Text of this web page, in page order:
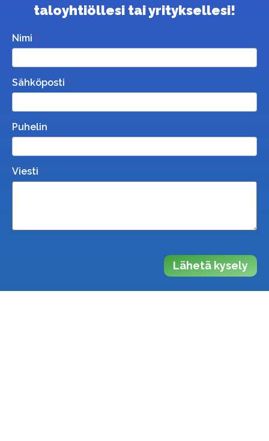
taloyhtiöllesi tai yrityksellesi!
Nimi
Sähköposti
Puhelin
Viesti
Lähetä kysely